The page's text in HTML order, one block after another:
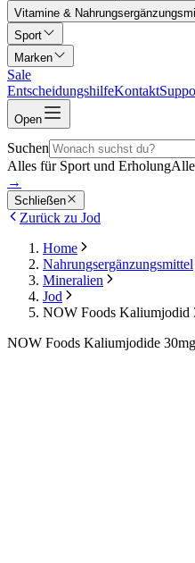
Vitamine &
Sport
Marken
Sale
EntscheidungshilfeKontakt
Open
Suchen
Alles für Sport und Erholung
→
Schließen
Zurück zu Jod
Home
Nahrungsergänzungsmittel
Mineralien
Jod
NOW Foods Kaliumjodid
NOW Foods Kaliumjodide